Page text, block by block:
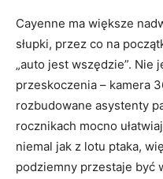
Cayenne ma większe
słupki, przez co na
„auto jest wszędzie”. Nie
przeskoczenia – kamera
rozbudowane asystenty
rocznikach mocno
niemal jak z lotu ptaka,
podziemny przestaje być